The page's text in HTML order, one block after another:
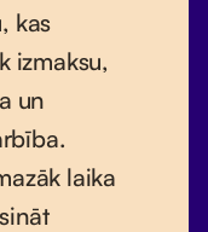
kas
izmaksu,
un
laika